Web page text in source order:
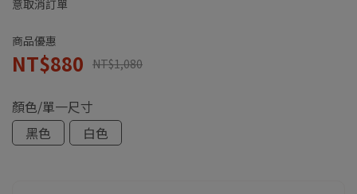
意取消訂單
商品優惠
NT$880 NT$1,080
顏色/單一尺寸
黑色
白色